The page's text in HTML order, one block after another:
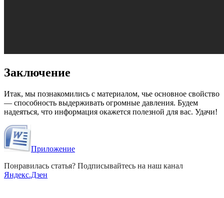
Заключение
Итак, мы познакомились с материалом, чье основное свойство
— способность выдерживать огромные давления. Будем
надеяться, что информация окажется полезной для вас. Удачи!
Приложение
Понравилась статья? Подписывайтесь на наш канал
Яндекс.Дзен